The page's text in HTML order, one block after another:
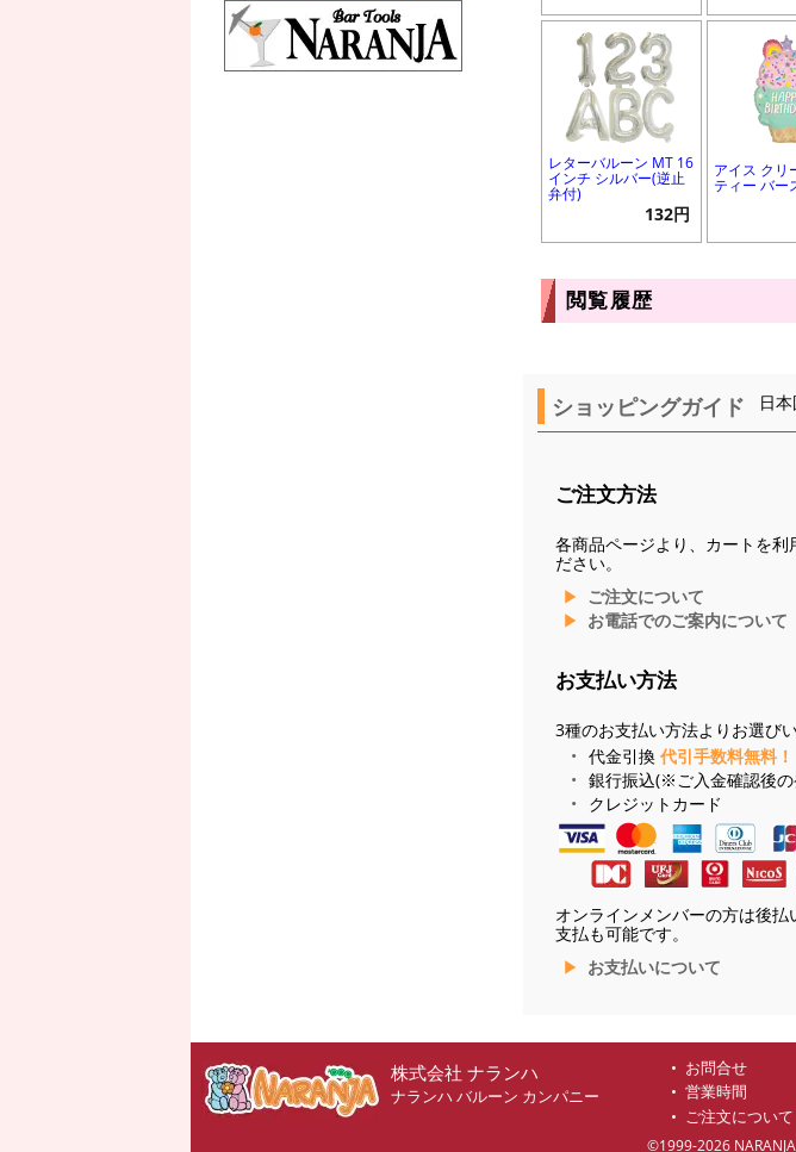
レターバルーン MT 16
インチ シルバー(逆止
弁付)
132円
アイス クリ
ティー バー
閲覧履歴
ショッピングガイド 日
ご注文方法
各商品ページより、カートを利
ださい。
ご注文について
お電話でのご案内について
お支払い方法
3種のお支払い方法よりお選びい
代金引換 代引手数料無料！
銀行振込(※ご入金確認後の
クレジットカード
オンラインメンバーの方は後払
支払も可能です。
お支払いについて
株式会社 ナランハ
ナランハ バルーン カンパニー
お問合せ
営業時間
ご注文について
©1999-2026